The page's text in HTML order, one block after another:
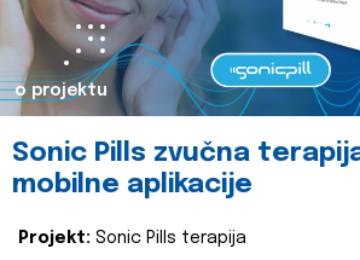
o projektu
Sonic Pills zvučna
mobilne aplikacije
Projekt: Sonic Pills terapija